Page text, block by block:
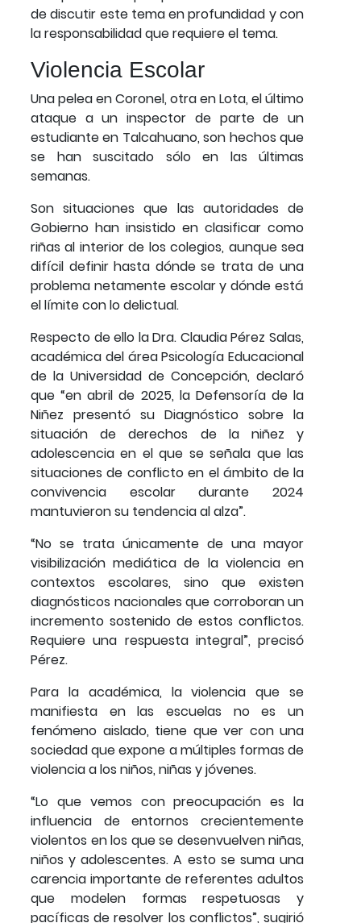
de discutir este tema en profundidad y con
la responsabilidad que requiere el tema.
Violencia Escolar
Una pelea en Coronel, otra en Lota, el último
ataque a un inspector de parte de un
estudiante en Talcahuano, son hechos que
se han suscitado sólo en las últimas
semanas.
Son situaciones que las autoridades de
Gobierno han insistido en clasificar como
riñas al interior de los colegios, aunque sea
difícil definir hasta dónde se trata de una
problema netamente escolar y dónde está
el límite con lo delictual.
Respecto de ello la Dra. Claudia Pérez Salas,
académica del área Psicología Educacional
de la Universidad de Concepción, declaró
que “en abril de 2025, la Defensoría de la
Niñez presentó su Diagnóstico sobre la
situación de derechos de la niñez y
adolescencia en el que se señala que las
situaciones de conflicto en el ámbito de la
convivencia escolar durante 2024
mantuvieron su tendencia al alza”.
“No se trata únicamente de una mayor
visibilización mediática de la violencia en
contextos escolares, sino que existen
diagnósticos nacionales que corroboran un
incremento sostenido de estos conflictos.
Requiere una respuesta integral”, precisó
Pérez.
Para la académica, la violencia que se
manifiesta en las escuelas no es un
fenómeno aislado, tiene que ver con una
sociedad que expone a múltiples formas de
violencia a los niños, niñas y jóvenes.
“Lo que vemos con preocupación es la
influencia de entornos crecientemente
violentos en los que se desenvuelven niñas,
niños y adolescentes. A esto se suma una
carencia importante de referentes adultos
que modelen formas respetuosas y
pacíficas de resolver los conflictos”, sugirió